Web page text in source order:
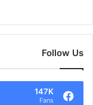
Follow Us
147K
Fans